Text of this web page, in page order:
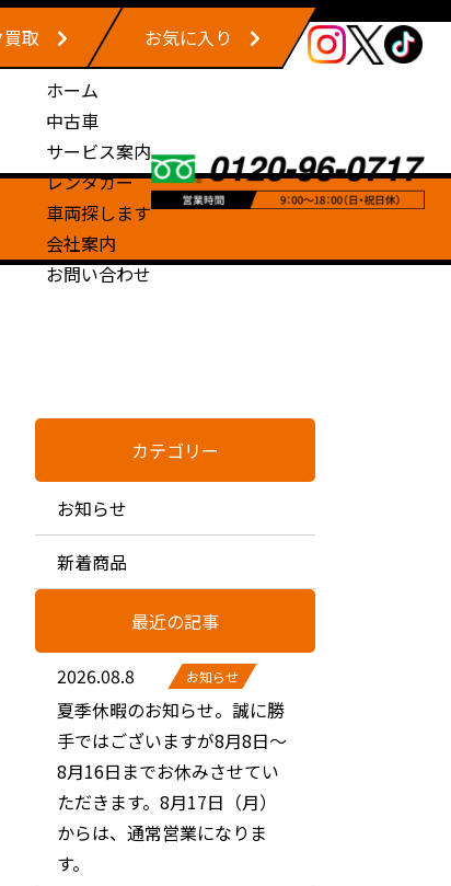
取
お気に入り
ホーム
中古車
サービス案内
レンタカー
車両探します
会社案内
お問い合わせ
カテゴリー
お知らせ
新着商品
最近の記事
2026.08.8 お知らせ
夏季休暇のお知らせ。誠に勝
手ではございますが8月8日～
8月16日までお休みさせてい
ただきます。8月17日（月）
からは、通常営業になりま
す。